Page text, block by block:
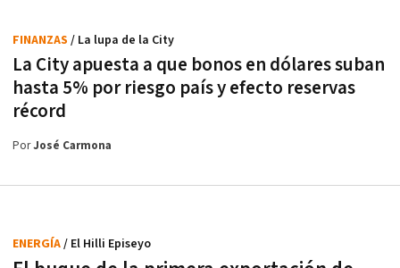
La City apuesta a que bonos en dólares suban
hasta 5% por riesgo país y efecto reservas
récord
FINANZAS / La lupa de la City
PorJosé Carmona
ENERGÍA/ El Hilli Episeyo